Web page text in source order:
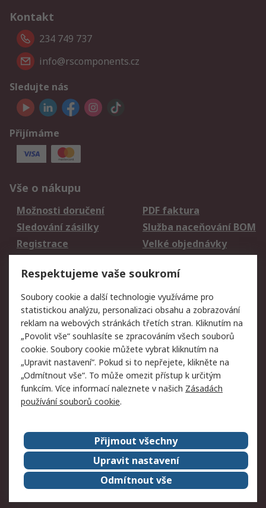
Kontakt
234 749 737
info@rscomponents.cz
Sledujte nás
Přijímáme
Vše o nákupu
Možnosti doručení
PDF faktura
Sledování zásilky
Služba naceňování BOM
Registrace
Velké objednávky
Právní
Autorská práva
Obchodní podmínky
společnosti RS
Prohlášení o ochraně
údajů
Zabezpečení
elektronické pošty
Zásady pro soubory
cookie
Zásady ochrany
osobních údajů
Kontakt
O naší společnosti
RS Group
Kariéra
Ocenění
ESG
Respektujeme vaše soukromí
Soubory cookie a další technologie využíváme pro
statistickou analýzu, personalizaci obsahu a zobrazování
reklam na webových stránkách třetích stran. Kliknutím na
„Povolit vše“ souhlasíte se zpracováním všech souborů
cookie. Soubory cookie můžete vybrat kliknutím na
„Upravit nastavení“. Pokud si to nepřejete, klikněte na
„Odmítnout vše“. To může omezit přístup k určitým
funkcím. Více informací naleznete v našich Zásadách
používání souborů cookie.
Přijmout všechny
Upravit nastavení
Odmítnout vše